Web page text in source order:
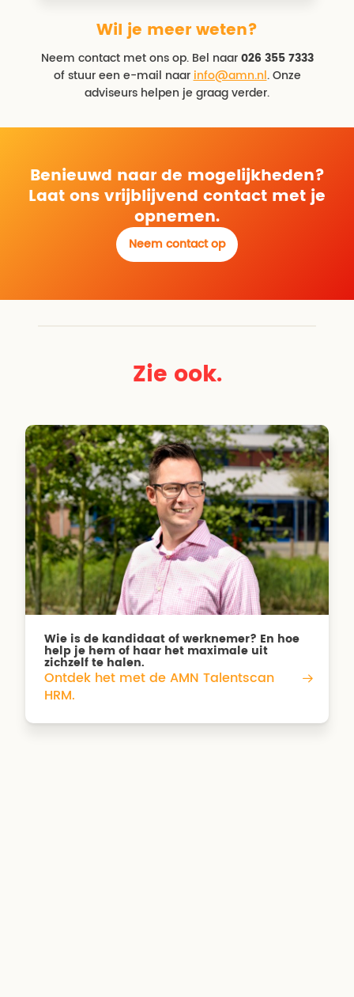
Wil je meer weten?
Neem contact met ons op. Bel naar 026 355 7333
of stuur een e-mail naar info@amn.nl . Onze
adviseurs helpen je graag verder.
Benieuwd naar de mogelijkheden?
Laat ons vrijblijvend contact met je
opnemen.
Neem contact op
Zie ook.
Wie is de kandidaat of werknemer? En hoe
help je hem of haar het maximale uit
zichzelf te halen.
Ontdek het met de AMN Talentscan
HRM.